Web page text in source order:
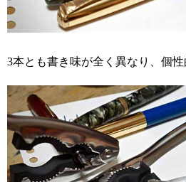
3本とも書き味が全く異なり、個性